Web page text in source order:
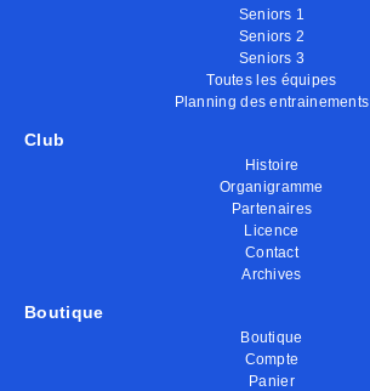
Seniors 1
Seniors 2
Seniors 3
Toutes les équipes
Planning des entrainements
Club
Histoire
Organigramme
Partenaires
Licence
Contact
Archives
Boutique
Boutique
Compte
Panier